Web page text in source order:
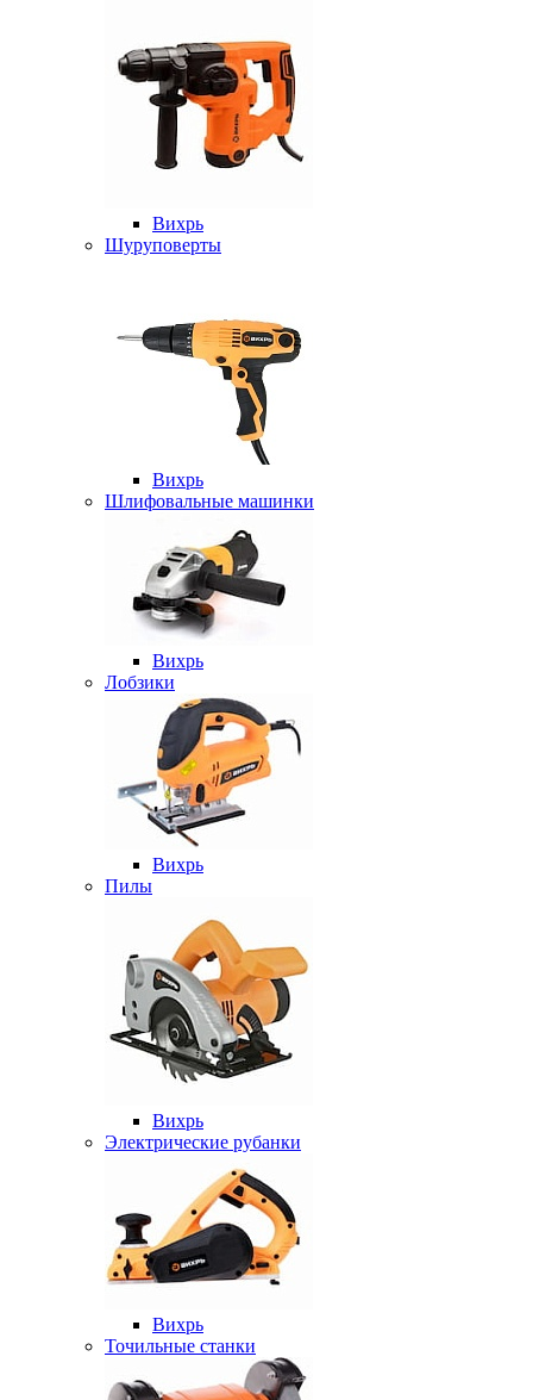
Вихрь
Шуруповерты
Вихрь
Шлифовальные машинки
Вихрь
Лобзики
Вихрь
Пилы
Вихрь
Электрические рубанки
Вихрь
Точильные станки